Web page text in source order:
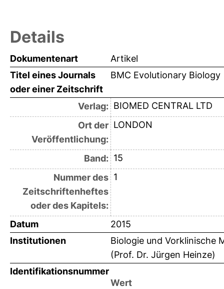
Details
Dokumentenart
Artikel
Titel eines Journals
oder einer Zeitschrift
BMC Evolutionary Biology
Verlag: BIOMED CENTRAL LTD
Ort der
Veröffentlichung:
LONDON
Band: 15
Nummer des
Zeitschriftenheftes
oder des Kapitels:
1
Datum
2015
Institutionen
Biologie und Vorklinische
(Prof. Dr. Jürgen Heinze)
Identifikationsnummer
Wert